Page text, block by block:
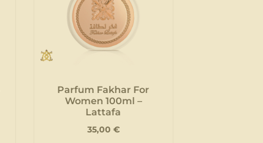
Parfum Fakhar For
Women 100ml –
Lattafa
35,00 €